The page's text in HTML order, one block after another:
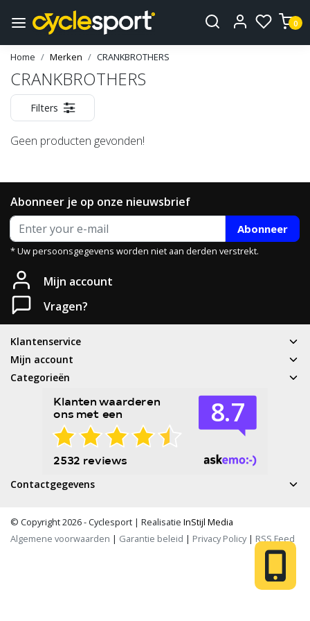
0
Home Merken CRANKBROTHERS
CRANKBROTHERS
Filters
Geen producten gevonden!
Abonneer je op onze nieuwsbrief
Abonneer
* Uw persoonsgegevens worden niet aan derden verstrekt.
Mijn account
Vragen?
Klantenservice
Mijn account
Categorieën
Contactgegevens
© Copyright 2026 - Cyclesport | Realisatie InStijl Media
Algemene voorwaarden | Garantie beleid | Privacy Policy| RSS Feed